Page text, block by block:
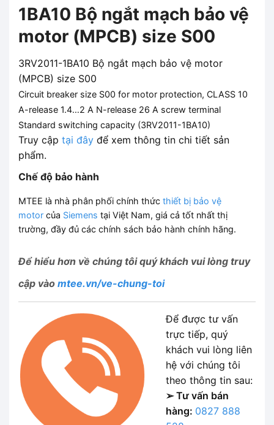
1BA10 Bộ ngắt mạch bảo vệ
motor (MPCB) size S00
3RV2011-1BA10 Bộ ngắt mạch bảo vệ motor
(MPCB) size S00
Circuit breaker size S00 for motor protection, CLASS 10
A-release 1.4…2 A N-release 26 A screw terminal
Standard switching capacity (3RV2011-1BA10)
Truy cập tại đây để xem thông tin chi tiết sản
phẩm.
Chế độ bảo hành
MTEE là nhà phân phối chính thức thiết bị bảo vệ
motor của Siemens tại Việt Nam, giá cả tốt nhất thị
trường, đầy đủ các chính sách bảo hành chính hãng.
Để hiểu hơn về chúng tôiquý khách vui lòng truy
cập vào mtee.vn/ve-chung-toi
Để được tư vấn
trực tiếp, quý
khách vui lòng liên
hệ với chúng tôi
theo thông tin sau:
➢ Tư vấn bán
hàng: 0827 888